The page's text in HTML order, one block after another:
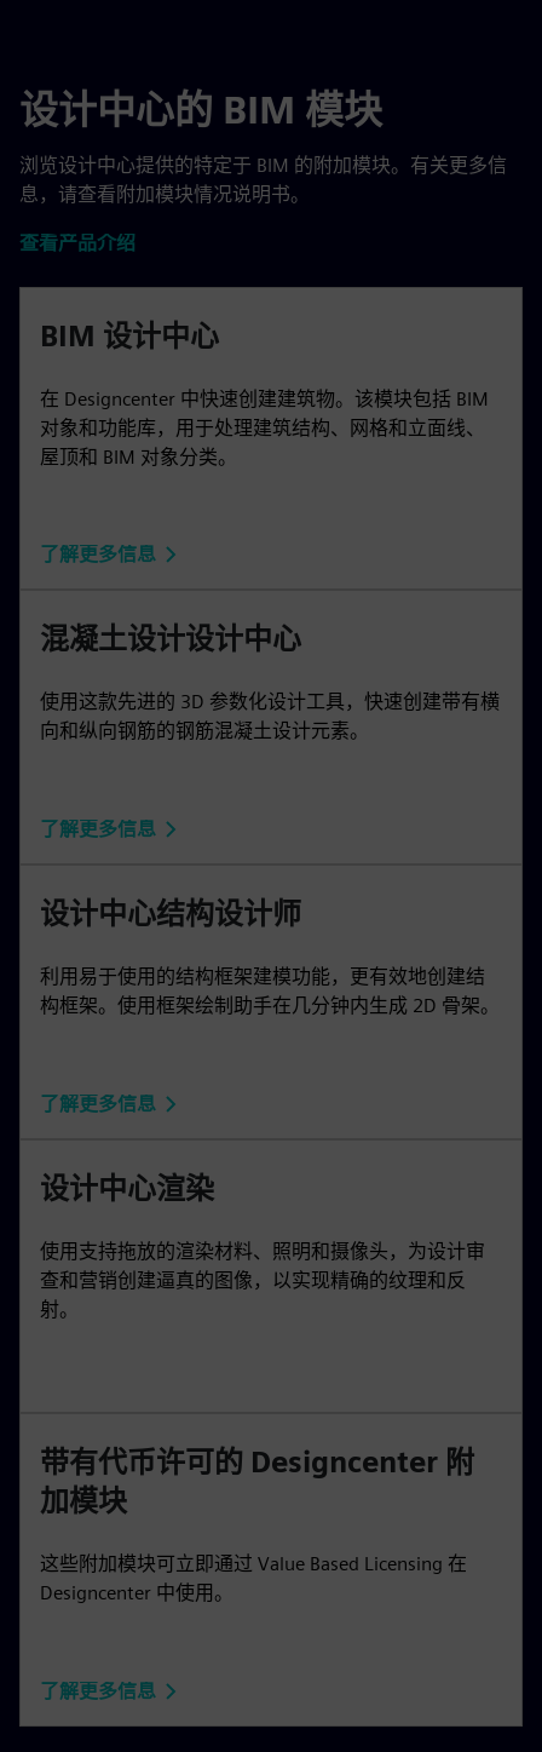
设计中心的 BIM 模块
浏览设计中心提供的特定于 BIM 的附加模块。有关更多信
息，请查看附加模块情况说明书。
查看产品介绍
BIM 设计中心
在 Designcenter 中快速创建建筑物。该模块包括 BIM
对象和功能库，用于处理建筑结构、网格和立面线、
屋顶和 BIM 对象分类。
了解更多信息
混凝土设计设计中心
使用这款先进的 3D 参数化设计工具，快速创建带有横
向和纵向钢筋的钢筋混凝土设计元素。
了解更多信息
设计中心结构设计师
利用易于使用的结构框架建模功能，更有效地创建结
构框架。使用框架绘制助手在几分钟内生成 2D 骨架。
了解更多信息
设计中心渲染
使用支持拖放的渲染材料、照明和摄像头，为设计审
查和营销创建逼真的图像，以实现精确的纹理和反
射。
带有代币许可的 Designcenter 附
加模块
这些附加模块可立即通过 Value Based Licensing 在
Designcenter 中使用。
了解更多信息